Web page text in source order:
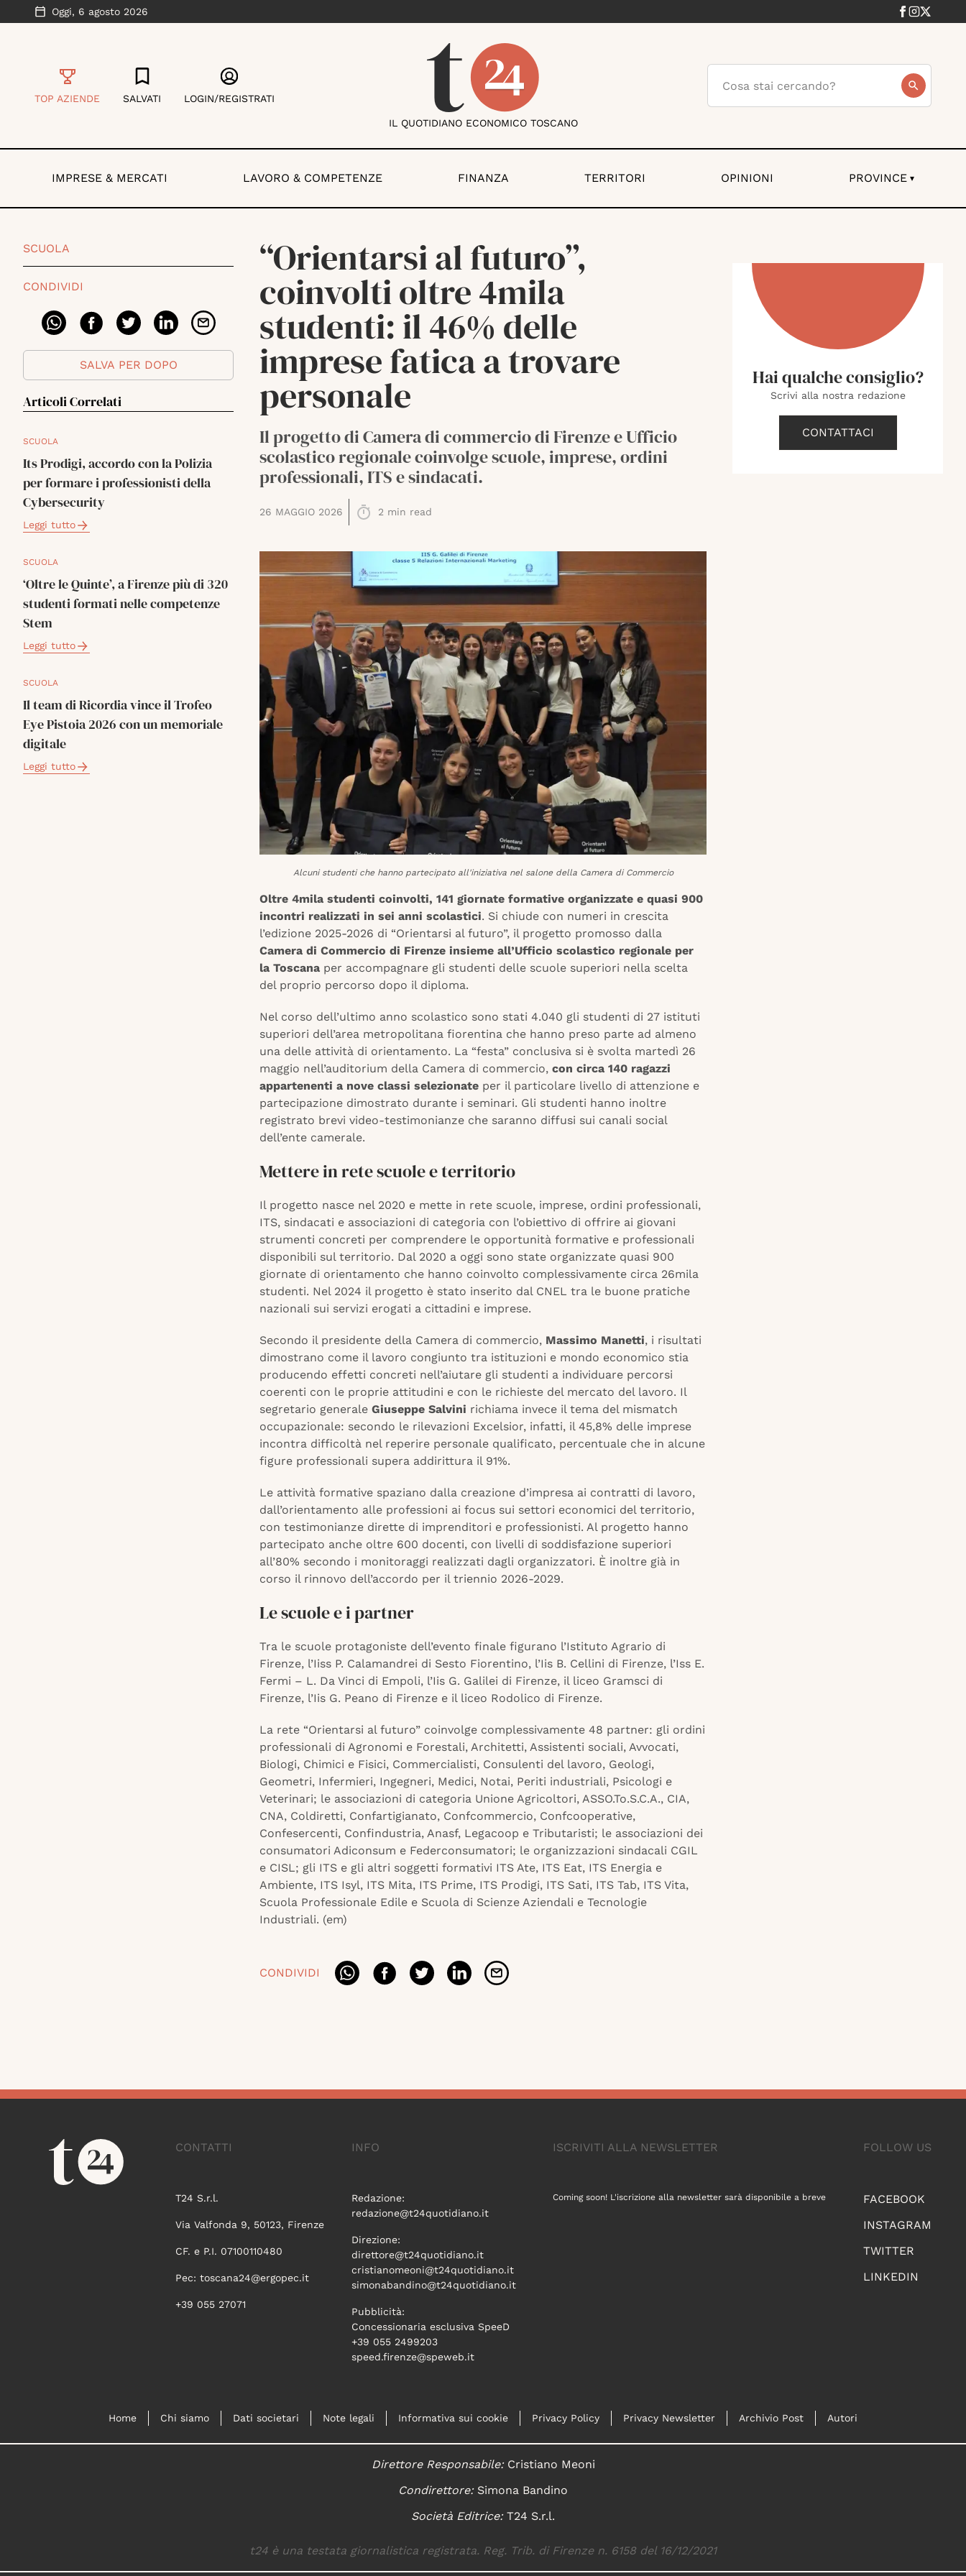
Oggi, 6 agosto 2026
TOP AZIENDE SALVATI LOGIN/REGISTRATI
IL QUOTIDIANO ECONOMICO TOSCANO
IMPRESE & MERCATI LAVORO & COMPETENZE FINANZA TERRITORI OPINIONI PROVINCE ▾
SCUOLA
CONDIVIDI
SALVA PER DOPO
Articoli Correlati
SCUOLA
Its Prodigi, accordo con la Polizia
per formare i professionisti della
Cybersecurity
Leggi tutto
SCUOLA
‘Oltre le Quinte’, a Firenze più di 320
studenti formati nelle competenze
Stem
Leggi tutto
SCUOLA
Il team di Ricordia vince il Trofeo
Eye Pistoia 2026 con un memoriale
digitale
Leggi tutto
“Orientarsi al futuro”,
coinvolti oltre 4mila
studenti: il 46% delle
imprese fatica a trovare
personale
Il progetto di Camera di commercio di Firenze e Ufficio
scolastico regionale coinvolge scuole, imprese, ordini
professionali, ITS e sindacati.
26 MAGGIO 2026 2 min read
Alcuni studenti che hanno partecipato all'iniziativa nel salone della Camera di Commercio
Oltre 4mila studenti coinvolti, 141 giornate formative organizzate e quasi 900
incontri realizzati in sei anni scolastici. Si chiude con numeri in crescita
l’edizione 2025-2026 di “Orientarsi al futuro”, il progetto promosso dalla
Camera di Commercio di Firenze insieme all’Ufficio scolastico regionale per
la Toscana per accompagnare gli studenti delle scuole superiori nella scelta
del proprio percorso dopo il diploma.
Nel corso dell’ultimo anno scolastico sono stati 4.040 gli studenti di 27 istituti
superiori dell’area metropolitana fiorentina che hanno preso parte ad almeno
una delle attività di orientamento. La “festa” conclusiva si è svolta martedì 26
maggio nell’auditorium della Camera di commercio, con circa 140 ragazzi
appartenenti a nove classi selezionate per il particolare livello di attenzione e
partecipazione dimostrato durante i seminari. Gli studenti hanno inoltre
registrato brevi video-testimonianze che saranno diffusi sui canali social
dell’ente camerale.
Mettere in rete scuole e territorio
Il progetto nasce nel 2020 e mette in rete scuole, imprese, ordini professionali,
ITS, sindacati e associazioni di categoria con l’obiettivo di offrire ai giovani
strumenti concreti per comprendere le opportunità formative e professionali
disponibili sul territorio. Dal 2020 a oggi sono state organizzate quasi 900
giornate di orientamento che hanno coinvolto complessivamente circa 26mila
studenti. Nel 2024 il progetto è stato inserito dal CNEL tra le buone pratiche
nazionali sui servizi erogati a cittadini e imprese.
Secondo il presidente della Camera di commercio, Massimo Manetti, i risultati
dimostrano come il lavoro congiunto tra istituzioni e mondo economico stia
producendo effetti concreti nell’aiutare gli studenti a individuare percorsi
coerenti con le proprie attitudini e con le richieste del mercato del lavoro. Il
segretario generale Giuseppe Salvini richiama invece il tema del mismatch
occupazionale: secondo le rilevazioni Excelsior, infatti, il 45,8% delle imprese
incontra difficoltà nel reperire personale qualificato, percentuale che in alcune
figure professionali supera addirittura il 91%.
Le attività formative spaziano dalla creazione d’impresa ai contratti di lavoro,
dall’orientamento alle professioni ai focus sui settori economici del territorio,
con testimonianze dirette di imprenditori e professionisti. Al progetto hanno
partecipato anche oltre 600 docenti, con livelli di soddisfazione superiori
all’80% secondo i monitoraggi realizzati dagli organizzatori. È inoltre già in
corso il rinnovo dell’accordo per il triennio 2026-2029.
Le scuole e i partner
Tra le scuole protagoniste dell’evento finale figurano l’Istituto Agrario di
Firenze, l’Iiss P. Calamandrei di Sesto Fiorentino, l’Iis B. Cellini di Firenze, l’Iss E.
Fermi – L. Da Vinci di Empoli, l’Iis G. Galilei di Firenze, il liceo Gramsci di
Firenze, l’Iis G. Peano di Firenze e il liceo Rodolico di Firenze.
La rete “Orientarsi al futuro” coinvolge complessivamente 48 partner: gli ordini
professionali di Agronomi e Forestali, Architetti, Assistenti sociali, Avvocati,
Biologi, Chimici e Fisici, Commercialisti, Consulenti del lavoro, Geologi,
Geometri, Infermieri, Ingegneri, Medici, Notai, Periti industriali, Psicologi e
Veterinari; le associazioni di categoria Unione Agricoltori, ASSO.To.S.C.A., CIA,
CNA, Coldiretti, Confartigianato, Confcommercio, Confcooperative,
Confesercenti, Confindustria, Anasf, Legacoop e Tributaristi; le associazioni dei
consumatori Adiconsum e Federconsumatori; le organizzazioni sindacali CGIL
e CISL; gli ITS e gli altri soggetti formativi ITS Ate, ITS Eat, ITS Energia e
Ambiente, ITS Isyl, ITS Mita, ITS Prime, ITS Prodigi, ITS Sati, ITS Tab, ITS Vita,
Scuola Professionale Edile e Scuola di Scienze Aziendali e Tecnologie
Industriali. (em)
CONDIVIDI
Hai qualche consiglio?
Scrivi alla nostra redazione
CONTATTACI
CONTATTI
T24 S.r.l.
Via Valfonda 9, 50123, Firenze
CF. e P.I. 07100110480
Pec: toscana24@ergopec.it
+39 055 27071
INFO
Redazione:
redazione@t24quotidiano.it
Direzione:
direttore@t24quotidiano.it
cristianomeoni@t24quotidiano.it
simonabandino@t24quotidiano.it
Pubblicità:
Concessionaria esclusiva SpeeD
+39 055 2499203
speed.firenze@speweb.it
FOLLOW US
FACEBOOK
INSTAGRAM
TWITTER
LINKEDIN
ISCRIVITI ALLA NEWSLETTER
Coming soon! L'iscrizione alla newsletter sarà disponibile a breve
Home Chi siamo Dati societari Note legali Informativa sui cookie Privacy Policy Privacy Newsletter Archivio Post Autori
Direttore Responsabile:Cristiano Meoni
Condirettore:Simona Bandino
Società Editrice:T24 S.r.l.
t24 è una testata giornalistica registrata. Reg. Trib. di Firenze n. 6158 del 16/12/2021